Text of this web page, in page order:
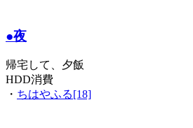
●夜
帰宅して、夕飯
HDD消費
・ ちはやふる[18]